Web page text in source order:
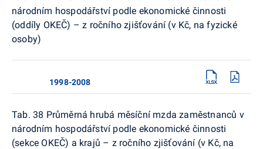
národním hospodářství podle ekonomické činnosti
(oddíly OKEČ) – z ročního zjišťování (v Kč, na fyzické
osoby)
1998-2008
Tab. 38 Průměrná hrubá měsíční mzda zaměstnanců v
národním hospodářství podle ekonomické činnosti
(sekce OKEČ) a krajů – z ročního zjišťování (v Kč, na